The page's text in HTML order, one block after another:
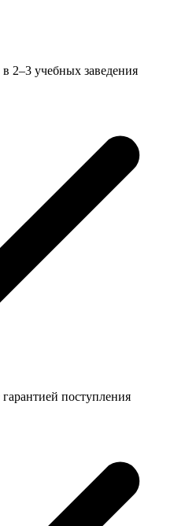
2–3 учебных заведения
поступления